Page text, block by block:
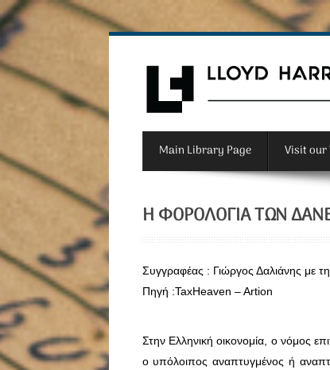
Main Library Page Visit our
Η ΦΟΡΟΛΟΓΊΑ ΤΩΝ
Συγγραφέας : Γιώργος Δαλιάνης με
Πηγή :TaxHeaven – Artion
Στην Ελληνική οικονομία, ο νόμος
ο υπόλοιπος αναπτυγμένος ή